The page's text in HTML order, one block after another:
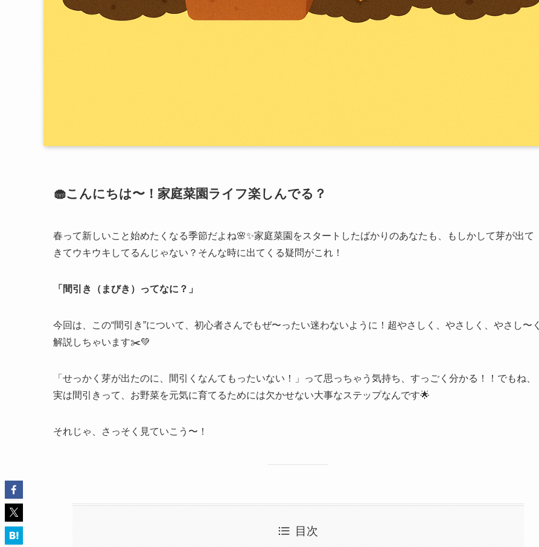
🧁こんにちは〜！家庭菜園ライフ楽しんでる？
春って新しいこと始めたくなる季節だよね🌸✨家庭菜園をスタートしたばかりのあなたも、もしかして芽が出て
きてウキウキしてるんじゃない？そんな時に出てくる疑問がこれ！
「間引き（まびき）ってなに？」
今回は、この“間引き”について、初心者さんでもぜ〜ったい迷わないように！超やさしく、やさしく、やさし〜く
解説しちゃいます✂️💚
「せっかく芽が出たのに、間引くなんてもったいない！」って思っちゃう気持ち、すっごく分かる！！でもね、
実は間引きって、お野菜を元気に育てるためには欠かせない大事なステップなんです🌟
それじゃ、さっそく見ていこう〜！
目次